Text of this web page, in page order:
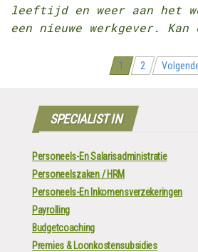
leeftijd en weer aan het
een nieuwe werkgever. Kan
1 2
SPECIALIST IN
Personeels-En Salarisadministratie
Personeelszaken / HRM
Personeels-En Inkomensverzekeringen
Payrolling
Budgetcoaching
Premies & Loonkostensubsidies